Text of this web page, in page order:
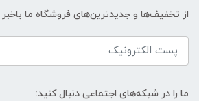
از تخفیف‌ها و جدیدترین‌های فروشگاه ما
ما را در شبکه‌های اجتماعی دنبال کنید: